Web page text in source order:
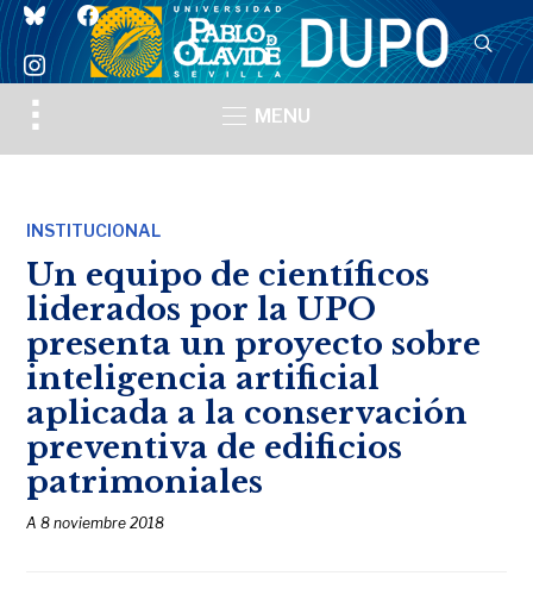
blueskyfacebook
instagram
Toggle
sidebar
MENU
INSTITUCIONAL
Un equipo de científicos
liderados por la UPO
presenta un proyecto sobre
inteligencia artificial
aplicada a la conservación
preventiva de edificios
patrimoniales
A8 noviembre 2018